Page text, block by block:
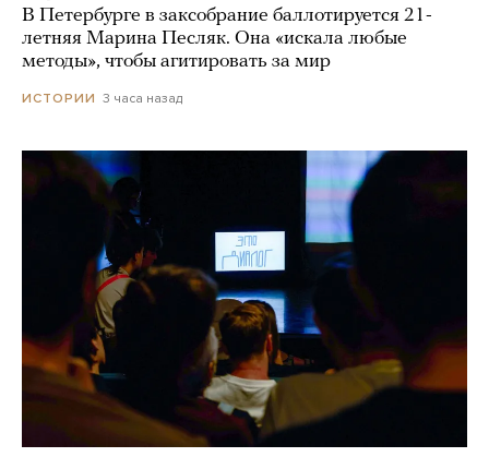
В Петербурге в заксобрание баллотируется 21-
летняя Марина Песляк. Она «искала любые
методы», чтобы агитировать за мир
ИСТОРИИ 3 часа назад